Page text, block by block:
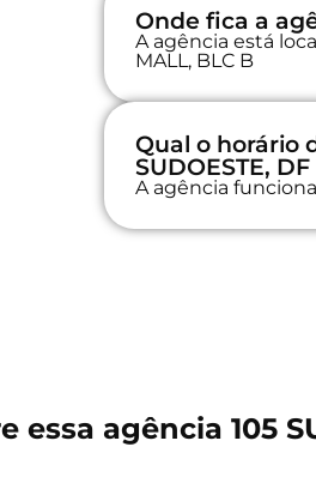
Onde fica a
A agência está
MALL, BLC B
Qual o horário
SUDOESTE, DF
A agência
agência 105